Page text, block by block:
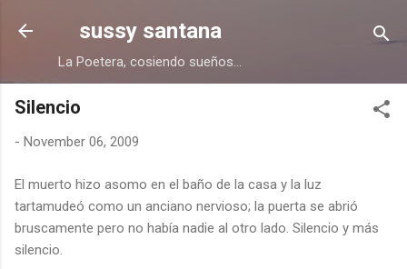
Skip to main content
sussy santana
La Poetera, cosiendo sueños...
Silencio
- November 06, 2009
El muerto hizo asomo en el baño de la casa y la luz
tartamudeó como un anciano nervioso; la puerta se abrió
bruscamente pero no había nadie al otro lado. Silencio y más
silencio.